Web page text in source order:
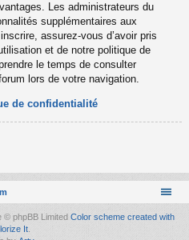
Les administrateurs du
supplémentaires aux
assurez-vous d’avoir pris
et de notre politique de
le temps de consulter
lors de votre navigation.
de confidentialité
phpBB Limited Color scheme created with
It.